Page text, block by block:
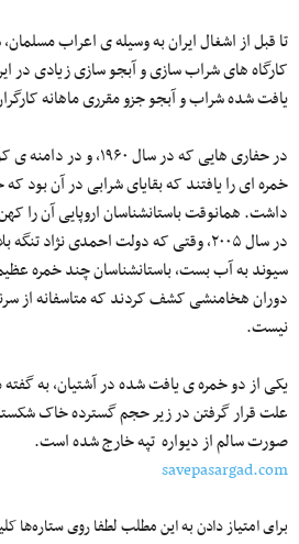
تا قبل از اشغال ایران به وسیله ی اعراب
کارگاه های شراب سازی و آبجو سازی زیادی در
یافت شده شراب و آبجو جزو مقرری ماهانه
در حفاری هایی که در سال
خمره ای را یافتند که بقایای شرابی در آن بود
داشت. همانوقت باستانشناسان اروپایی آن را
در سال ۲۰۰۵، وقتی که دولت احمدی نژاد
سیوند به آب بست، باستانشناسان چند خمره
دوران هخامنشی کشف کردند که متاسفانه از
نیست.
یکی از دو خمره ی یافت شده در آشتیان، به
علت قرار گرفتن در زیر حجم گسترده خاک شکسته
صورت سالم از دیواره تپه خارج شده است.
savepasargad.com
برای امتیاز دادن به این مطلب لطفا روی ستاره‌ها